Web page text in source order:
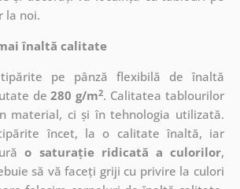
la noi.
înaltă calitate
pe pânză flexibilă de înaltă
de280 g/m2. Calitatea tablourilor
material, ci și în tehnologia utilizată.
încet, la o calitate înaltă, iar
o saturație ridicată a culorilor,
să vă faceți griji cu privire la culori